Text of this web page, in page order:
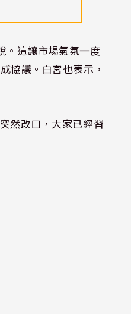
。這讓市場氣氛一度
協議。白宮也表示，
然改口，大家已經習